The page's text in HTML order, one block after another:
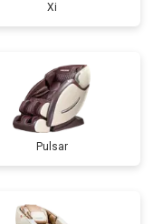
Xi
Pulsar